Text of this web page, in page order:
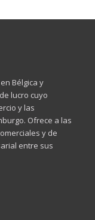
Bélgica y
lucro cuyo
y las
Ofrece a las
y de
entre sus